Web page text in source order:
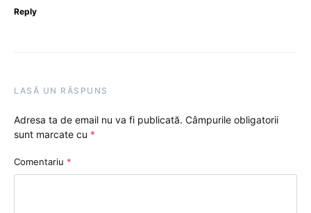
Reply
LASĂ UN RĂSPUNS
Adresa ta de email nu va fi publicată. Câmpurile obligatorii
sunt marcate cu *
Comentariu *